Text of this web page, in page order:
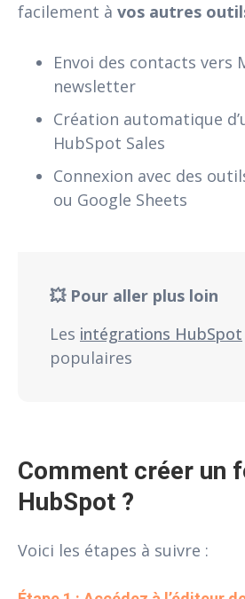
facilement à vos autres
Envoi des contacts vers
newsletter
Création automatique
HubSpot Sales
Connexion avec des
ou Google Sheets
💥 Pour aller plus loin
Les intégrations HubSpot
populaires
Comment créer un
HubSpot ?
Voici les étapes à suivre :